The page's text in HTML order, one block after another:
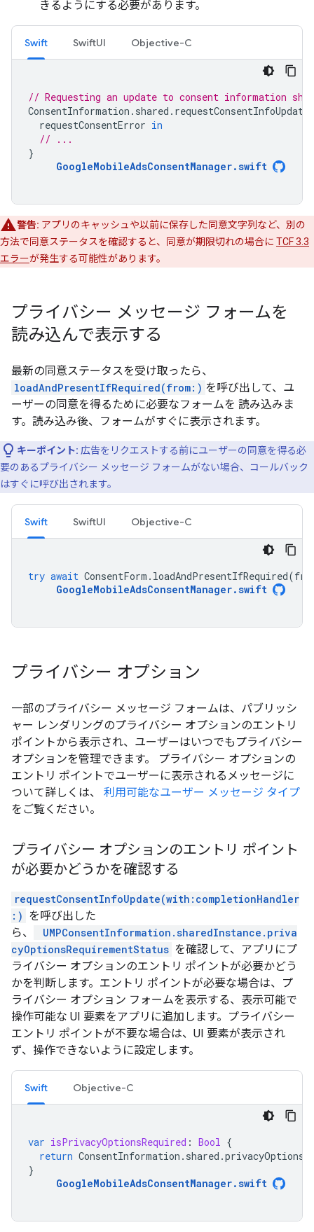
きるようにする必要があります。
Swift SwiftUI Objective-C
// Requesting an update to consent information
ConsentInformation . shared . requestConsentInfoUpdate
requestConsentError in
// ...
}
GoogleMobileAdsConsentManager.swift
警告: アプリのキャッシュや以前に保存した同意文字列など、別の
方法で同意ステータスを確認すると、同意が期限切れの場合に TCF 3.3
エラーが発生する可能性があります。
プライバシー メッセージ フォームを
読み込んで表示する
最新の同意ステータスを受け取ったら、
loadAndPresentIfRequired(from:) を呼び出して、ユ
ーザーの同意を得るために必要なフォームを 読み込みま
す。読み込み後、フォームがすぐに表示されます。
キーポイント: 広告をリクエストする前にユーザーの同意を得る必
要のあるプライバシー メッセージ フォームがない場合、コールバック
はすぐに呼び出されます。
Swift SwiftUI Objective-C
try await ConsentForm . loadAndPresentIfRequired(
GoogleMobileAdsConsentManager.swift
プライバシー オプション
一部のプライバシー メッセージ フォームは、パブリッシ
ャー レンダリングのプライバシー オプションのエントリ
ポイントから表示され、ユーザーはいつでもプライバシー
オプションを管理できます。 プライバシー オプションの
エントリ ポイントでユーザーに表示されるメッセージに
ついて詳しくは、 利用可能なユーザー メッセージ タイプ
をご覧ください。
プライバシー オプションのエントリ ポイント
が必要かどうかを確認する
requestConsentInfoUpdate(with:completionHandler
:) を呼び出した
ら、
UMPConsentInformation.sharedInstance.priva
cyOptionsRequirementStatus を確認して、アプリにプ
ライバシー オプションのエントリ ポイントが必要かどう
かを判断します。エントリ ポイントが必要な場合は、プ
ライバシー オプション フォームを表示する、表示可能で
操作可能な UI 要素をアプリに追加します。プライバシー
エントリ ポイントが不要な場合は、UI 要素が表示され
ず、操作できないように設定します。
Swift Objective-C
var isPrivacyOptionsRequired : Bool {
return ConsentInformation . shared .
}
GoogleMobileAdsConsentManager.swift